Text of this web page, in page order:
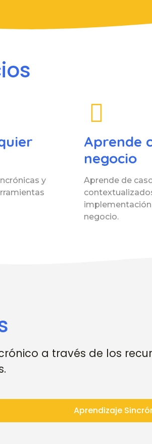
y
Aprende
negocio
Aprende de
negocio.
a través de los
Aprendizaje